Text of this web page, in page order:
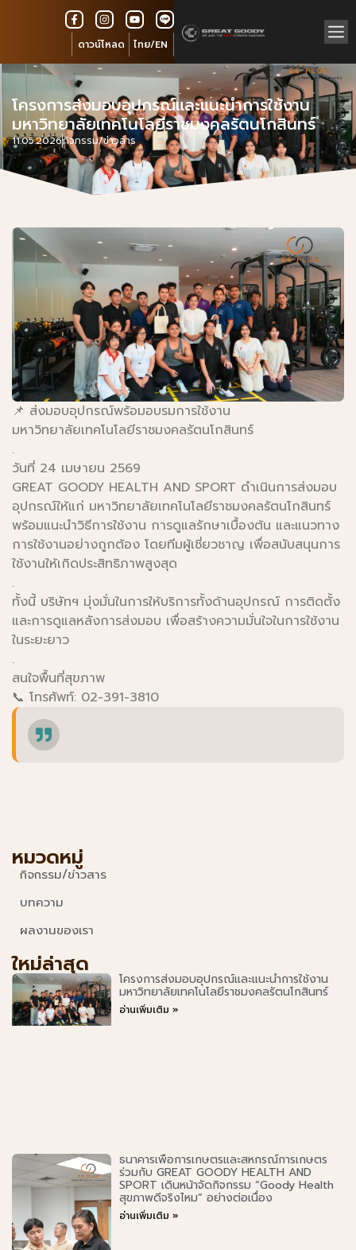
ดาวน์โหลด ไทย/EN
โครงการส่งมอบอุปกรณ์และแนะนำการใช้งาน
มหาวิทยาลัยเทคโนโลยีราชมงคลรัตนโกสินทร์
11.05.2026กิจกรรม/ข่าวสาร
📌 ส่งมอบอุปกรณ์พร้อมอบรมการใช้งาน
มหาวิทยาลัยเทคโนโลยีราชมงคลรัตนโกสินทร์
.
วันที่ 24 เมษายน 2569
GREAT GOODY HEALTH AND SPORT ดำเนินการส่งมอบ
อุปกรณ์ให้แก่ มหาวิทยาลัยเทคโนโลยีราชมงคลรัตนโกสินทร์
พร้อมแนะนำวิธีการใช้งาน การดูแลรักษาเบื้องต้น และแนวทาง
การใช้งานอย่างถูกต้อง โดยทีมผู้เชี่ยวชาญ เพื่อสนับสนุนการ
ใช้งานให้เกิดประสิทธิภาพสูงสุด
.
ทั้งนี้ บริษัทฯ มุ่งมั่นในการให้บริการทั้งด้านอุปกรณ์ การติดตั้ง
และการดูแลหลังการส่งมอบ เพื่อสร้างความมั่นใจในการใช้งาน
ในระยะยาว
.
สนใจพื้นที่สุขภาพ
📞 โทรศัพท์: 02-391-3810
หมวดหมู่
กิจกรรม/ข่าวสาร
บทความ
ผลงานของเรา
ใหม่ล่าสุด
โครงการส่งมอบอุปกรณ์และแนะนำการใช้งาน
มหาวิทยาลัยเทคโนโลยีราชมงคลรัตนโกสินทร์
อ่านเพิ่มเติม »
ธนาคารเพื่อการเกษตรและสหกรณ์การเกษตร
ร่วมกับ GREAT GOODY HEALTH AND
SPORT เดินหน้าจัดกิจกรรม “Goody Health
สุขภาพดีจริงไหม” อย่างต่อเนื่อง
อ่านเพิ่มเติม »